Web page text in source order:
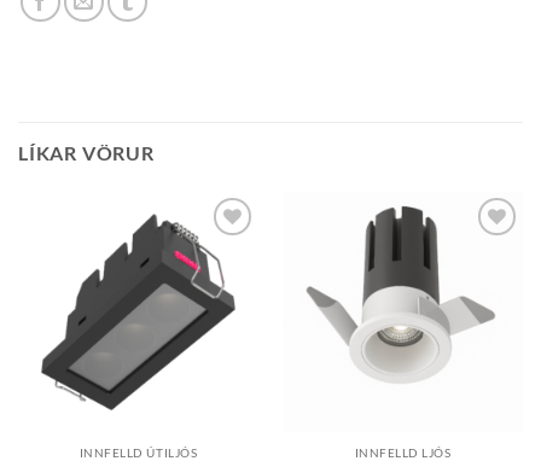
LÍKAR VÖRUR
Bæta á
óskalista
INNFELLD ÚTILJÓS INNFELLD LJÓS